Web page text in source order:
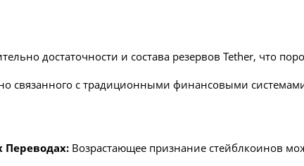
достаточности и состава резервов Tether, что
связанного с традиционными финансовыми
Переводах: Возрастающее признание стейблкоинов